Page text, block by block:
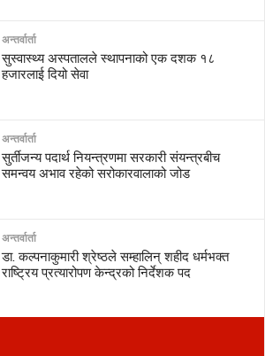
अन्तर्वार्ता
सुस्वास्थ्य अस्पतालले स्थापनाको एक दशक १८
हजारलाई दियो सेवा
अन्तर्वार्ता
सुर्तीजन्य पदार्थ नियन्त्रणमा सरकारी संयन्त्रबीच
समन्वय अभाव रहेको सरोकारवालाको जोड
अन्तर्वार्ता
डा. कल्पनाकुमारी श्रेष्ठले सम्हालिन् शहीद धर्मभक्त
राष्ट्रिय प्रत्यारोपण केन्द्रको निर्देशक पद